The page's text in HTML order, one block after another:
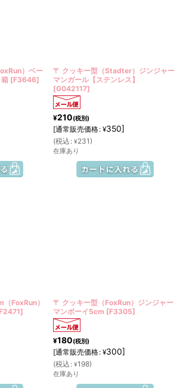
）ベー
[F3646]
〒 クッキー型（Stadter）ジンジャー
マンガール【ステンレス】
[G042117]
¥210(税別)
[通常販売価格: ¥350]
(税込 : ¥231)
在庫あり
FoxRun）
]
〒 クッキー型（FoxRun）ジンジャー
マンボーイ5cm [F3305]
¥180(税別)
[通常販売価格: ¥300]
(税込 : ¥198)
在庫あり